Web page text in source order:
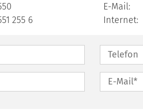
255 6
E-Mail:
Internet: